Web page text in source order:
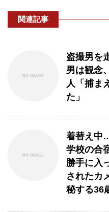
関連記事
盗撮男を
男は観念
人「捕ま
た」
着替え中
学校の合
勝手に入
されたカ
秘する36